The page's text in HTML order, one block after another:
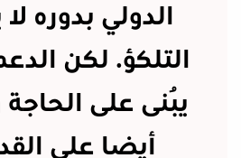
الدولي بدوره
التلكؤ. لكن
يُبنى على
أيضا على